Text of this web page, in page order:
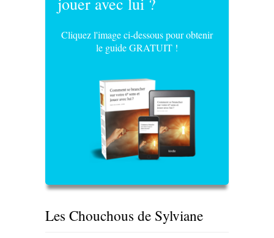
Cliquez l'image ci-dessous pour obtenir
le guide GRATUIT !
Les Chouchous de Sylviane